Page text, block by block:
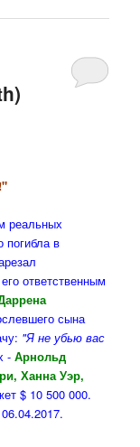
реальных
погибла в
ответственным
сына
"Я не убью вас
- Арнольд
Ханна Уэр,
$ 10 500 000.